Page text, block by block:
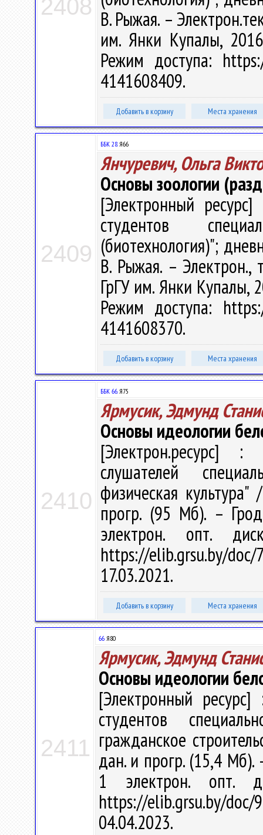
2408 В. Рыжая. –
им. Янки Купалы,
Режим доступа:
4141608409.
Добавить в корзину Места хранения
2409
ББК 28.Я66
Янчуревич, Ольга
Основы зоологии
[Электронный
студентов
(биотехнология)";
В. Рыжая. – Электрон.,
ГрГУ им. Янки Купалы,
Режим доступа:
4141608370.
Добавить в корзину Места хранения
2410
ББК 66.Я75
Ярмусик, Эдмунд
Основы идеологии
[Электрон.ресурс] :
слушателей
физическая
прогр. (95 Мб). –
электрон. опт.
https://elib.grsu.by/
17.03.2021.
Добавить в корзину Места хранения
2411
66 Я80
Ярмусик, Эдмунд
Основы идеологии
[Электронный ресурс]
студентов
гражданское
дан. и прогр. (15,4
1 электрон. опт.
https://elib.grsu.by/
04.04.2023.